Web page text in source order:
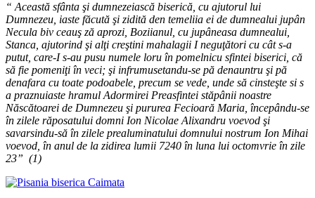
“ Această sfânta şi dumnezeiască biserică, cu ajutorul lui
Dumnezeu, iaste făcută şi zidită den temeliia ei de dumnealui jupân
Necula biv ceauş ză aprozi, Boziianul, cu jupâneasa dumnealui,
Stanca, ajutorind şi alţi creştini mahalagii I neguţători cu cât s-a
putut, care-I s-au pusu numele loru în pomelnicu sfintei biserici, că
să fie pomeniţi în veci; şi infrumusetandu-se pă denauntru şi pă
denafara cu toate podoabele, precum se vede, unde să cinsteşte si s
a praznuiaste hramul Adormirei Preasfintei stăpânii noastre
Născătoarei de Dumnezeu şi pururea Fecioară Maria, începându-se
în zilele răposatului domni Ion Nicolae Alixandru voevod şi
savarsindu-să în zilele prealuminatului domnului nostrum Ion Mihai
voevod, în anul de la zidirea lumii 7240 în luna lui octomvrie în zile
23” (1)